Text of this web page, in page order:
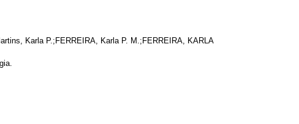
Karla P.;FERREIRA, Karla P. M.;FERREIRA, KARLA